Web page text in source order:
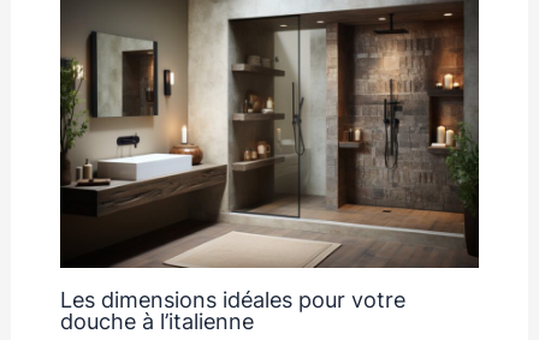
Les dimensions idéales pour votre
douche à l’italienne